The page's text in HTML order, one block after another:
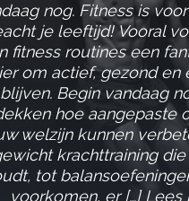
nog.​ Fitness is
je leeftijd! Vooral
fitness routines een
om actief, gezond en
blijven.​ Begin vandaag
hoe aangepaste
welzijn kunnen
krachttraining
tot
voorkomen, er […] Lees